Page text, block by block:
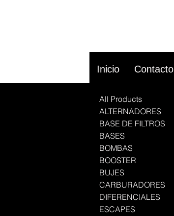
Inicio Contacto
All Products
ALTERNADORES
BASE DE FILTROS
BASES
BOMBAS
BOOSTER
BUJES
CARBURADORES
DIFERENCIALES
ESCAPES